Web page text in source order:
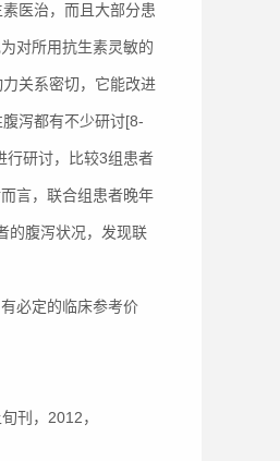
医治，而且大部分患
对所用抗生素灵敏的
关系密切，它能改进
泻都有不少研讨[8-
行研讨，比较3组患者
言，联合组患者晚年
的腹泻状况，发现联
必定的临床参考价
刊，2012，